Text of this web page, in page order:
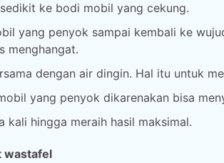
ke bodi mobil yang cekung.
yang penyok sampai kembali ke
menghangat.
dengan air dingin. Hal itu untuk
yang penyok dikarenakan bisa
kali hingga meraih hasil maksimal.
wastafel